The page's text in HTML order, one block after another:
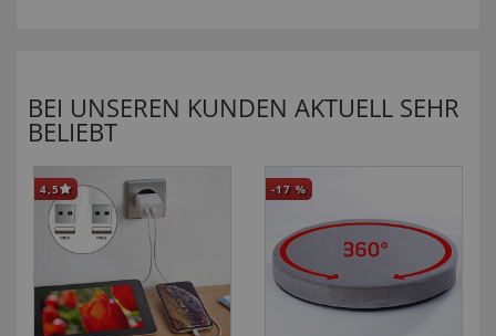
BEI UNSEREN KUNDEN AKTUELL SEHR
BELIEBT
4,5 -17 %